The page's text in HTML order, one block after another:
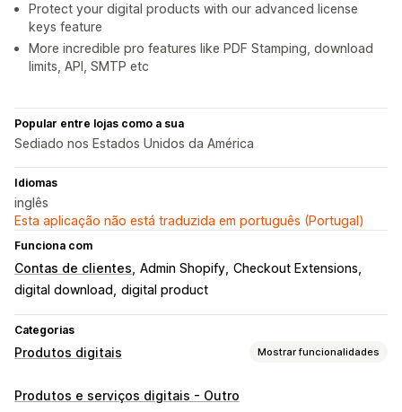
Protect your digital products with our advanced license
keys feature
More incredible pro features like PDF Stamping, download
limits, API, SMTP etc
Popular entre lojas como a sua
Sediado nos Estados Unidos da América
Idiomas
inglês
Esta aplicação não está traduzida em português (Portugal)
Funciona com
Contas de clientes Admin Shopify Checkout Extensions
digital download
digital product
Categorias
Produtos digitais Mostrar funcionalidades
Tipos de produto
Produtos e serviços digitais - Outro